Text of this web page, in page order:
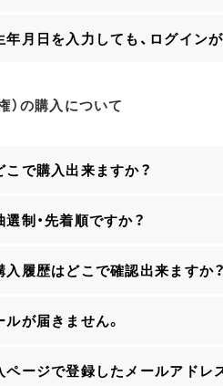
月日を入力しても、ログインが
）の購入について
で購入出来ますか？
制・先着順ですか？
履歴はどこで確認出来ますか？
が届きません。
ージで登録したメールアドレ